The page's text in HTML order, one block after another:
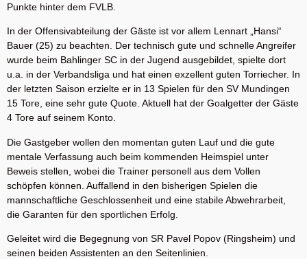
Punkte hinter dem FVLB.
In der Offensivabteilung der Gäste ist vor allem Lennart „Hansi“
Bauer (25) zu beachten. Der technisch gute und schnelle Angreifer
wurde beim Bahlinger SC in der Jugend ausgebildet, spielte dort
u.a. in der Verbandsliga und hat einen exzellent guten Torriecher. In
der letzten Saison erzielte er in 13 Spielen für den SV Mundingen
15 Tore, eine sehr gute Quote. Aktuell hat der Goalgetter der Gäste
4 Tore auf seinem Konto.
Die Gastgeber wollen den momentan guten Lauf und die gute
mentale Verfassung auch beim kommenden Heimspiel unter
Beweis stellen, wobei die Trainer personell aus dem Vollen
schöpfen können. Auffallend in den bisherigen Spielen die
mannschaftliche Geschlossenheit und eine stabile Abwehrarbeit,
die Garanten für den sportlichen Erfolg.
Geleitet wird die Begegnung von SR Pavel Popov (Ringsheim) und
seinen beiden Assistenten an den Seitenlinien.